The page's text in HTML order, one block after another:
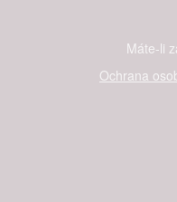
Máte-li
Ochrana